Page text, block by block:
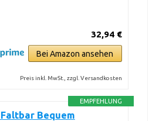
32,94 €
Bei Amazon ansehen
Preis inkl. MwSt., zzgl. Versandkosten
EMPFEHLUNG
Bequem